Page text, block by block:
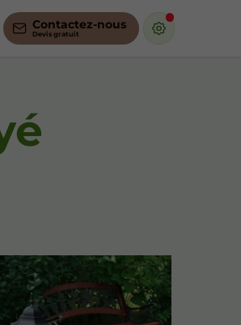
Contactez-nous